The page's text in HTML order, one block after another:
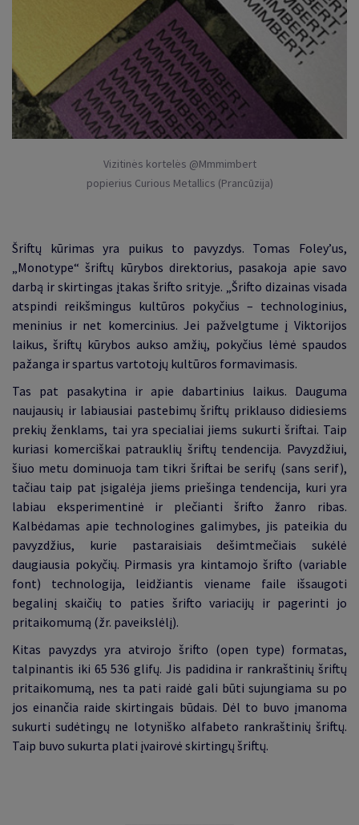
Vizitinės kortelės @Mmmimbert
popierius Curious Metallics (Prancūzija)
Šriftų kūrimas yra puikus to pavyzdys. Tomas Foley’us,
„Monotype“ šriftų kūrybos direktorius, pasakoja apie savo
darbą ir skirtingas įtakas šrifto srityje. „Šrifto dizainas visada
atspindi reikšmingus kultūros pokyčius – technologinius,
meninius ir net komercinius. Jei pažvelgtume į Viktorijos
laikus, šriftų kūrybos aukso amžių, pokyčius lėmė spaudos
pažanga ir spartus vartotojų kultūros formavimasis.
Tas pat pasakytina ir apie dabartinius laikus. Dauguma
naujausių ir labiausiai pastebimų šriftų priklauso didiesiems
prekių ženklams, tai yra specialiai jiems sukurti šriftai. Taip
kuriasi komerciškai patrauklių šriftų tendencija. Pavyzdžiui,
šiuo metu dominuoja tam tikri šriftai be serifų (sans serif),
tačiau taip pat įsigalėja jiems priešinga tendencija, kuri yra
labiau eksperimentinė ir plečianti šrifto žanro ribas.
Kalbėdamas apie technologines galimybes, jis pateikia du
pavyzdžius, kurie pastaraisiais dešimtmečiais sukėlė
daugiausia pokyčių. Pirmasis yra kintamojo šrifto (variable
font) technologija, leidžiantis viename faile išsaugoti
begalinį skaičių to paties šrifto variacijų ir pagerinti jo
pritaikomumą (žr. paveikslėlį).
Kitas pavyzdys yra atvirojo šrifto (open type) formatas,
talpinantis iki 65 536 glifų. Jis padidina ir rankraštinių šriftų
pritaikomumą, nes ta pati raidė gali būti sujungiama su po
jos einančia raide skirtingais būdais. Dėl to buvo įmanoma
sukurti sudėtingų ne lotyniško alfabeto rankraštinių šriftų.
Taip buvo sukurta plati įvairovė skirtingų šriftų.